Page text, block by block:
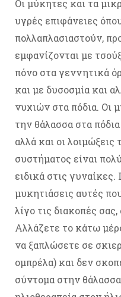
Οι μύκητες και τα
υγρές επιφάνειες
πολλαπλασιαστούν,
εμφανίζονται με
πόνο στα γεννητικά
και με δυσοσμία και
νυχιών στα πόδια. Οι
την θάλασσα στα
αλλά και οι λοιμώξεις
συστήματος είναι
ειδικά στις
μυκητιάσεις αυτές
λίγο τις διακοπές
Αλλάζετε το κάτω
να ξαπλώσετε σε
ομπρέλα) και δεν
σύντομα στην